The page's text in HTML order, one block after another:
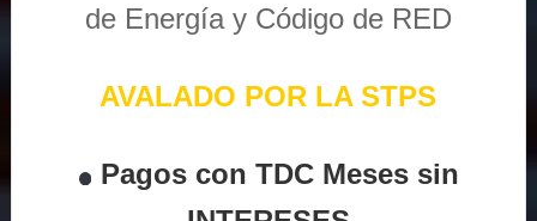
de Energía y Código de RED
AVALADO POR LA STPS
Pagos con TDC Meses sin